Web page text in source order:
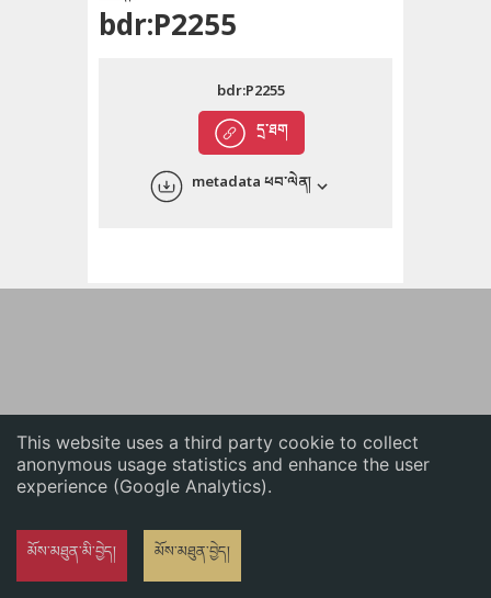
This website uses a third party cookie to collect
anonymous usage statistics and enhance the user
experience (Google Analytics).
མོས་མཐུན་མི་བྱེད། མོས་མཐུན་བྱེད།
English
bdr:P2255
དྲ་ཐག
bdr:P2255
metadata ཕབ་ལེན།